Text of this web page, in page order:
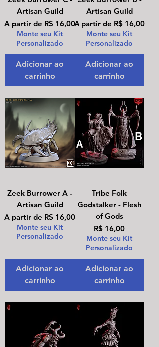
Artisan Guild
A partir de R$ 16,00
Preço promocional
Monte seu Kit
Personalizado
Adicionar ao
carrinho
Artisan Guild
A partir de R$ 16,00
Preço promocional
Monte seu Kit
Personalizado
Adicionar ao
carrinho
Zeek Burrower A -
Artisan Guild
A partir de R$ 16,00
Preço promocional
Monte seu Kit
Personalizado
Adicionar ao
carrinho
Tribe Folk
Godstalker - Flesh
of Gods
Preço
R$ 16,00
Monte seu Kit
Personalizado
Adicionar ao
carrinho